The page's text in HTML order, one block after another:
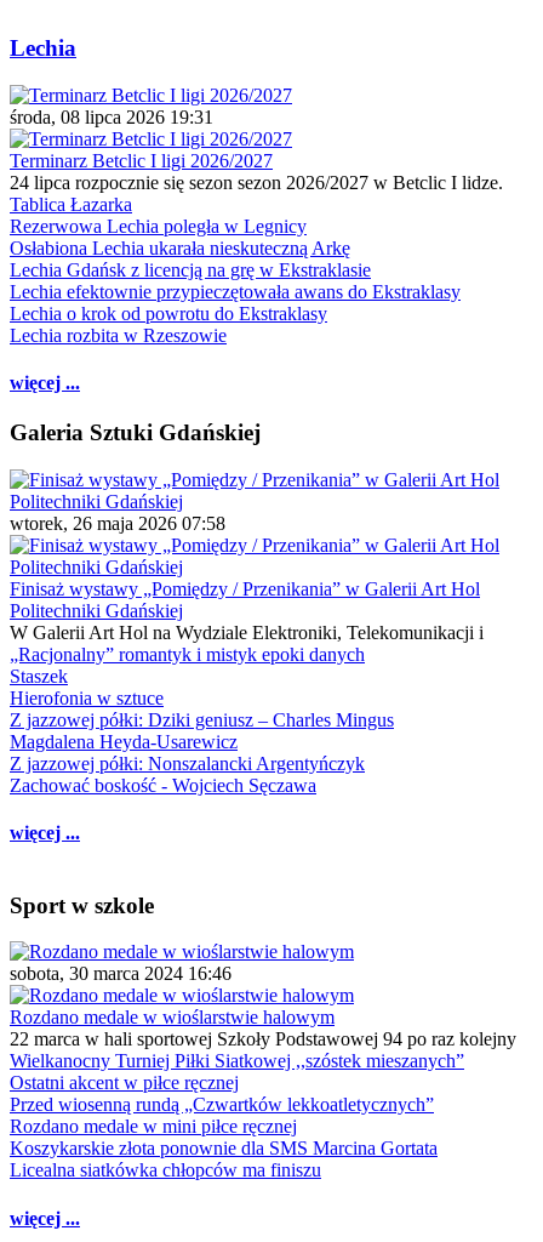
Lechia
środa, 08 lipca 2026 19:31
Terminarz Betclic I ligi 2026/2027
24 lipca rozpocznie się sezon sezon 2026/2027 w Betclic I lidze.
Tablica Łazarka
Rezerwowa Lechia poległa w Legnicy
Osłabiona Lechia ukarała nieskuteczną Arkę
Lechia Gdańsk z licencją na grę w Ekstraklasie
Lechia efektownie przypieczętowała awans do Ekstraklasy
Lechia o krok od powrotu do Ekstraklasy
Lechia rozbita w Rzeszowie
więcej ...
Galeria Sztuki Gdańskiej
wtorek, 26 maja 2026 07:58
Finisaż wystawy „Pomiędzy / Przenikania” w Galerii Art Hol
Politechniki Gdańskiej
W Galerii Art Hol na Wydziale Elektroniki, Telekomunikacji i
„Racjonalny” romantyk i mistyk epoki danych
Staszek
Hierofonia w sztuce
Z jazzowej półki: Dziki geniusz – Charles Mingus
Magdalena Heyda-Usarewicz
Z jazzowej półki: Nonszalancki Argentyńczyk
Zachować boskość - Wojciech Sęczawa
więcej ...
Sport w szkole
sobota, 30 marca 2024 16:46
Rozdano medale w wioślarstwie halowym
22 marca w hali sportowej Szkoły Podstawowej 94 po raz kolejny
Wielkanocny Turniej Piłki Siatkowej ,,szóstek mieszanych”
Ostatni akcent w piłce ręcznej
Przed wiosenną rundą „Czwartków lekkoatletycznych”
Rozdano medale w mini piłce ręcznej
Koszykarskie złota ponownie dla SMS Marcina Gortata
Licealna siatkówka chłopców ma finiszu
więcej ...